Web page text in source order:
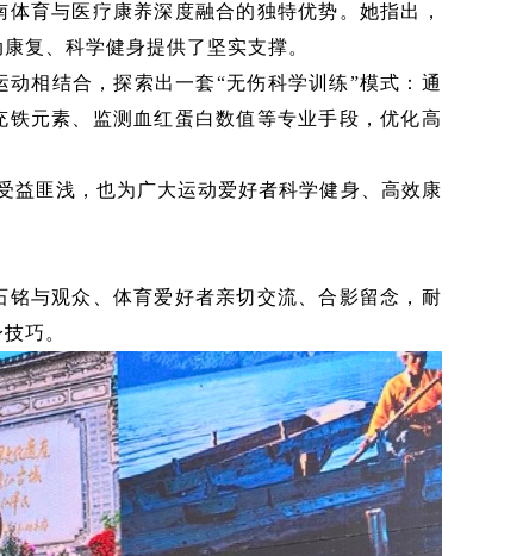
育与医疗康养深度融合的独特优势。她指出，
复、科学健身提供了坚实支撑。
相结合，探索出一套“无伤科学训练”模式：通
元素、监测血红蛋白数值等专业手段，优化高
益匪浅，也为广大运动爱好者科学健身、高效康
与观众、体育爱好者亲切交流、合影留念，耐
巧。